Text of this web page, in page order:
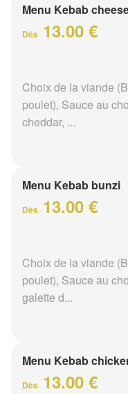
Menu Kebab
Dès 13.00 €
Choix de la viande
poulet), Sauce au
cheddar, ...
Menu Kebab bunzi
Dès 13.00 €
Choix de la viande
poulet), Sauce au
galette d...
Menu Kebab
Dès 13.00 €